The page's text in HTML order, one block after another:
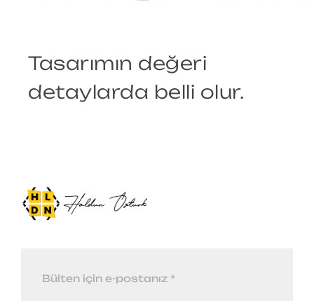
Tasarımın değeri
detaylarda belli olur.